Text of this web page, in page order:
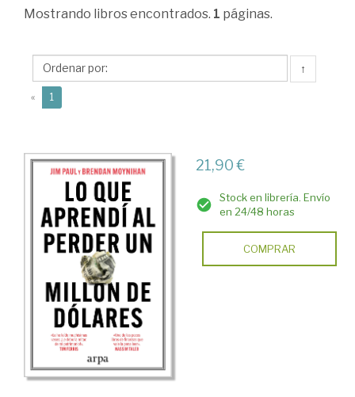
Paul,
Mostrando libros encontrados. 1 páginas.
↑
« 1
21,90 €
Stock en librería. Envío
en 24/48 horas
COMPRAR